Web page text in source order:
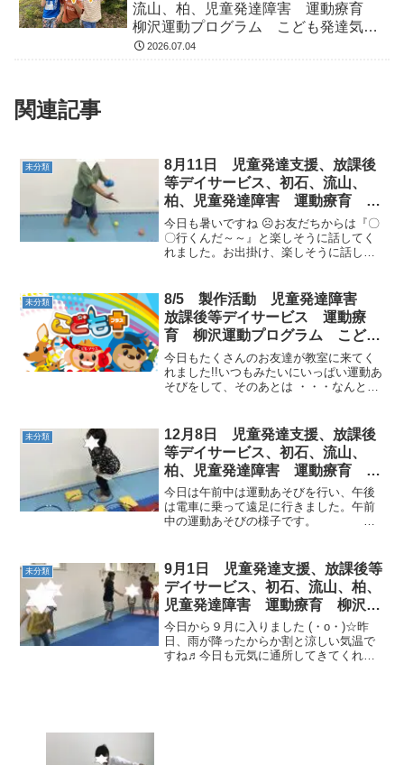
流山、柏、児童発達障害 運動療育
柳沢運動プログラム こども発達気に
なる 発達障害 放デイ 自閉症
2026.07.04
関連記事
未分類
8月11日 児童発達支援、放課後
等デイサービス、初石、流山、
柏、児童発達障害 運動療育 柳
沢運動プログラム こどもプ発達
気になる 発達障害 放デイ 自
閉症 学習障害 LD ADHD アス
今日も暑いですね ☹お友だちからは『〇
〇行くんだ～～』と楽しそうに話してく
れました。お出掛け、楽しそうに話して
前転◎つま先歩き → カ
メ 午...
未分類
8/5 製作活動 児童発達障害
放課後等デイサービス 運動療
育 柳沢運動プログラム こども
プラス（児童発達支援 放課後等
デイサービス 発達気になる
発達障害 放デイ 自閉症 学習
候群）発達障害 流山市 柏市
今日もたくさんのお友達が教室に来てく
れました!!いつもみたいにいっぱい運動あ
そびをして、そのあとは ・・・なんとな
も上手にできて、お教室の窓に飾ってあ
りあります...
未分類
12月8日 児童発達支援、放課後
等デイサービス、初石、流山、
柏、児童発達障害 運動療育 柳
沢運動プログラム こども発達気
になる 発達障害 放デイ 自閉
症 学習障害 LD ADHD アスペ
今日は午前中は運動あそびを行い、午後
は電車に乗って遠足に行きました。午前
中の運動あそびの様子です。 午
未分類
9月1日 児童発達支援、放課後等
デイサービス、初石、流山、柏、
児童発達障害 運動療育 柳沢運
動プログラム こども発達気にな
る 発達障害 放デイ 自閉症
学習障害 LD ADHD アスペルガ
今日から９月に入りました (・o・)☆昨
日、雨が降ったからか割と涼しい気温で
すね♬今日も元気に通所してきてくれま